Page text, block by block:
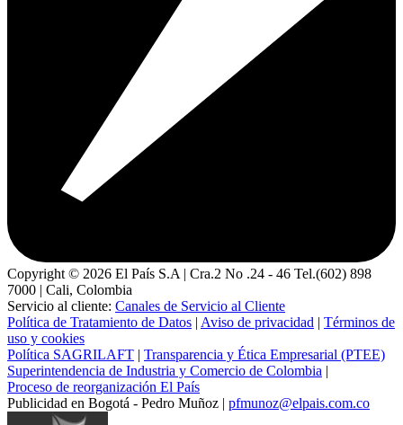
Copyright © 2026 El País S.A | Cra.2 No .24 - 46 Tel.(602) 898
7000 | Cali, Colombia
Servicio al cliente: Canales de Servicio al Cliente
Política de Tratamiento de Datos | Aviso de privacidad | Términos de
uso y cookies
Política SAGRILAFT | Transparencia y Ética Empresarial (PTEE)
Superintendencia de Industria y Comercio de Colombia |
Proceso de reorganización El País
Publicidad en Bogotá - Pedro Muñoz | pfmunoz@elpais.com.co